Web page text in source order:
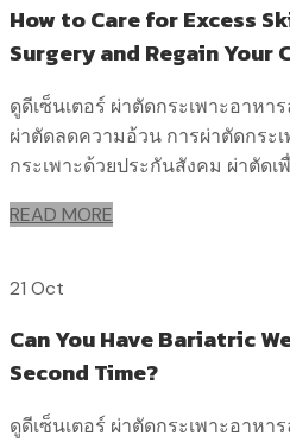
How to Care for Excess
Surgery and Regain Your
ดูดีเซ็นเตอร์ ผ่าตัดกระเพาะอาห
ผ่าตัดลดความอ้วน การผ่าตัดกระ
กระเพาะด้วยประกันสังคม ผ่าตัด
READ MORE
21 Oct
Can You Have Bariatric
Second Time?
ดูดีเซ็นเตอร์ ผ่าตัดกระเพาะอาห